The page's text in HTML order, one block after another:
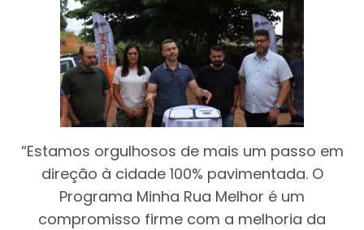
“Estamos orgulhosos de mais um passo em
direção à cidade 100% pavimentada. O
Programa Minha Rua Melhor é um
compromisso firme com a melhoria da